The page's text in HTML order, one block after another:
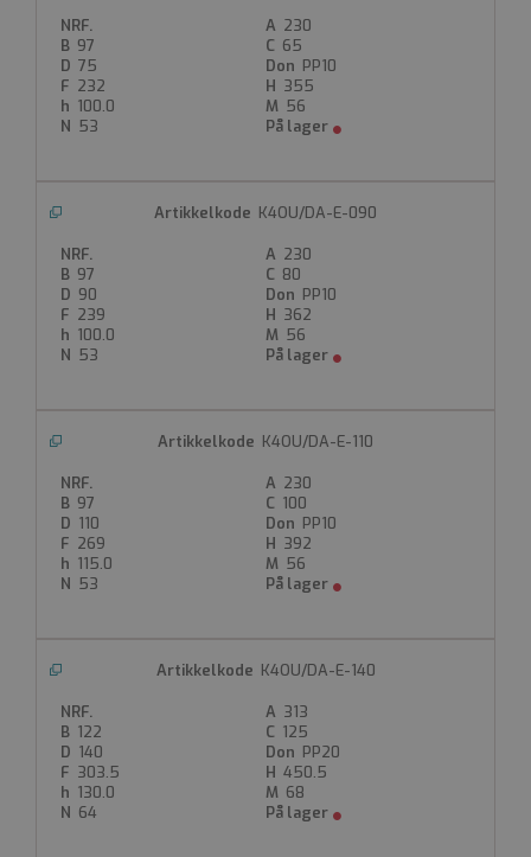
aktuator (DA) EPDM
Versjon med LUG med innstøpte innsatsgjenger i
boltehull på forespørsel.
Mål og teknisk data, se under kapittel håndventiler
Pneumatisk dobbeltvirkende (DA)
Tetning i EPDM
PN 10
Tilkobling styretrykk: 1/4" Namur
Styretrykk maks 8 Bar
Hus glassforsterket PP, UV-beskyttet
Produktdatablad
230
97
65
75
PP10
232
355
100.0
56
53
K4OU/DA-E-090
230
97
80
90
PP10
239
362
100.0
56
53
K4OU/DA-E-110
230
97
100
110
PP10
269
392
115.0
56
53
K4OU/DA-E-140
313
122
125
140
PP20
303.5
450.5
130.0
68
64